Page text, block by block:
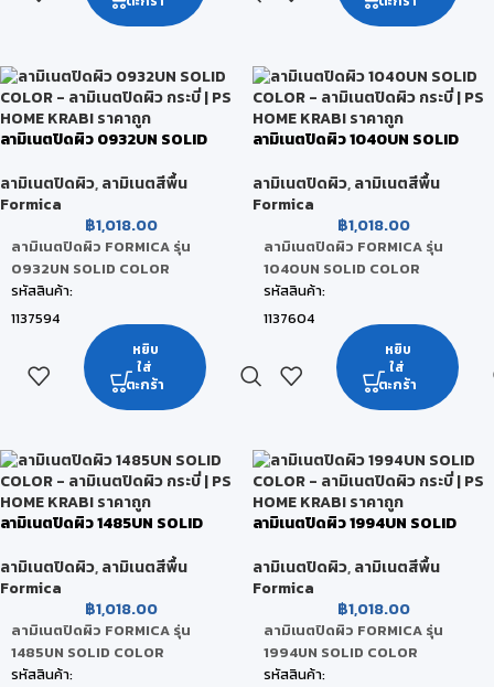
ขนาดสินค้า:
122 x 244 x 0.08 CM
หน่วยนับ:
สถานะสินค้า:
สินค้าพร้อมส่ง (จัดส่งภายใน 2-5 วัน)
ขนาดสินค้า:
122 x 244 x 0.08 CM
หน่วยนับ:
สถานะสินค้า:
สินค้าพร้อมส่ง (จัดส่งภายใน 2-5 วัน)
ลามิเนตปิดผิว 0932UN SOLID
ลามิเนตปิดผิว,ลามิเนตสีพื้น
Formica
฿1,018.00
ลามิเนตปิดผิว FORMICA รุ่น
0932UN SOLID COLOR
รหัสสินค้า:
1137594
FORMICA
ขนาดสินค้า:
122 x 244 x 0.08 CM
หน่วยนับ:
สถานะสินค้า:
สินค้าพร้อมส่ง (จัดส่งภายใน 2-5 วัน)
หยิบ
ใส่
ตะกร้า
ลามิเนตปิดผิว 1040UN SOLID
ลามิเนตปิดผิว,ลามิเนตสีพื้น
Formica
฿1,018.00
ลามิเนตปิดผิว FORMICA รุ่น
1040UN SOLID COLOR
รหัสสินค้า:
1137604
FORMICA
ขนาดสินค้า:
122 x 244 x 0.08 CM
หน่วยนับ:
สถานะสินค้า:
สินค้าพร้อมส่ง (จัดส่งภายใน 2-5 วัน)
หยิบ
ใส่
ตะกร้า
ลามิเนตปิดผิว 1485UN SOLID
ลามิเนตปิดผิว,ลามิเนตสีพื้น
Formica
฿1,018.00
ลามิเนตปิดผิว FORMICA รุ่น
1485UN SOLID COLOR
รหัสสินค้า:
ลามิเนตปิดผิว 1994UN SOLID
ลามิเนตปิดผิว,ลามิเนตสีพื้น
Formica
฿1,018.00
ลามิเนตปิดผิว FORMICA รุ่น
1994UN SOLID COLOR
รหัสสินค้า: